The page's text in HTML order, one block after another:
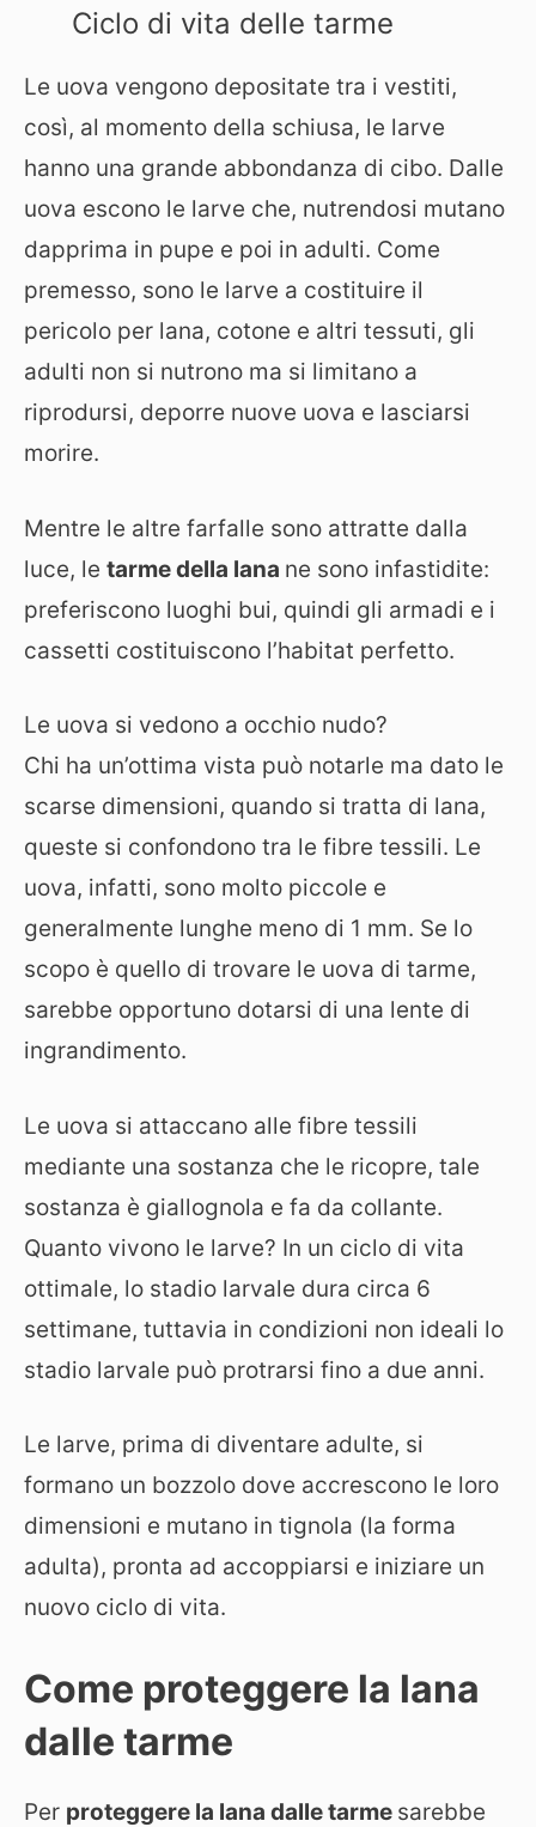
Ciclo di vita delle tarme
Le uova vengono depositate tra i vestiti,
così, al momento della schiusa, le larve
hanno una grande abbondanza di cibo. Dalle
uova escono le larve che, nutrendosi mutano
dapprima in pupe e poi in adulti. Come
premesso, sono le larve a costituire il
pericolo per lana, cotone e altri tessuti, gli
adulti non si nutrono ma si limitano a
riprodursi, deporre nuove uova e lasciarsi
morire.
Mentre le altre farfalle sono attratte dalla
luce, le tarme della lana ne sono infastidite:
preferiscono luoghi bui, quindi gli armadi e i
cassetti costituiscono l’habitat perfetto.
Le uova si vedono a occhio nudo?
Chi ha un’ottima vista può notarle ma dato le
scarse dimensioni, quando si tratta di lana,
queste si confondono tra le fibre tessili. Le
uova, infatti, sono molto piccole e
generalmente lunghe meno di 1 mm. Se lo
scopo è quello di trovare le uova di tarme,
sarebbe opportuno dotarsi di una lente di
ingrandimento.
Le uova si attaccano alle fibre tessili
mediante una sostanza che le ricopre, tale
sostanza è giallognola e fa da collante.
Quanto vivono le larve? In un ciclo di vita
ottimale, lo stadio larvale dura circa 6
settimane, tuttavia in condizioni non ideali lo
stadio larvale può protrarsi fino a due anni.
Le larve, prima di diventare adulte, si
formano un bozzolo dove accrescono le loro
dimensioni e mutano in tignola (la forma
adulta), pronta ad accoppiarsi e iniziare un
nuovo ciclo di vita.
Come proteggere la lana
dalle tarme
Per proteggere la lana dalle tarme sarebbe